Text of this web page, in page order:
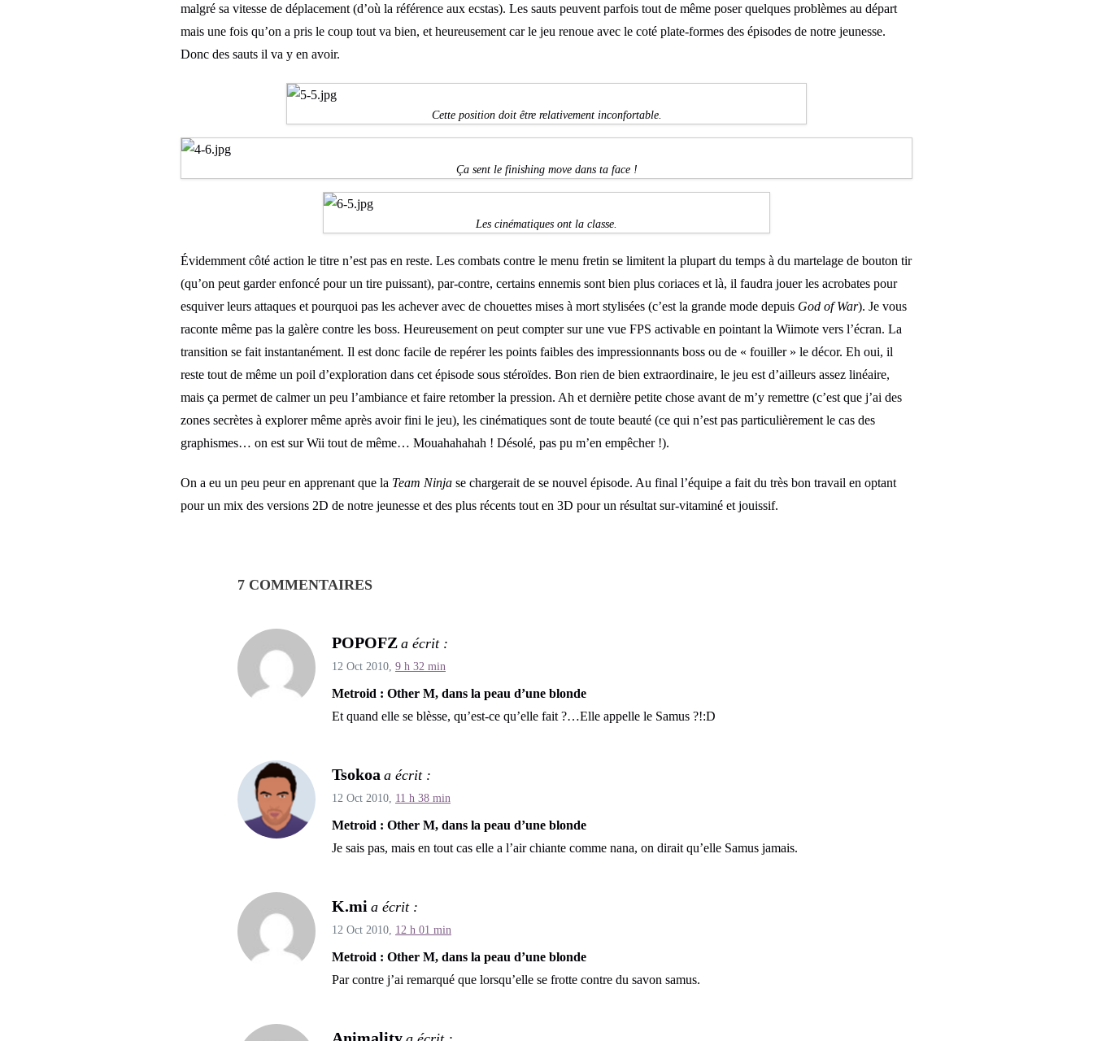
malgré sa vitesse de déplacement (d’où la référence aux ecstas). Les sauts peuvent parfois tout de même poser quelques problèmes au départ
mais une fois qu’on a pris le coup tout va bien, et heureusement car le jeu renoue avec le coté plate-formes des épisodes de notre jeunesse.
Donc des sauts il va y en avoir.
Cette position doit être relativement inconfortable.
Ça sent le finishing move dans ta face !
Les cinématiques ont la classe.
Évidemment côté action le titre n’est pas en reste. Les combats contre le menu fretin se limitent la plupart du temps à du martelage de bouton tir
(qu’on peut garder enfoncé pour un tire puissant), par-contre, certains ennemis sont bien plus coriaces et là, il faudra jouer les acrobates pour
esquiver leurs attaques et pourquoi pas les achever avec de chouettes mises à mort stylisées (c’est la grande mode depuis God of War). Je vous
raconte même pas la galère contre les boss. Heureusement on peut compter sur une vue FPS activable en pointant la Wiimote vers l’écran. La
transition se fait instantanément. Il est donc facile de repérer les points faibles des impressionnants boss ou de « fouiller » le décor. Eh oui, il
reste tout de même un poil d’exploration dans cet épisode sous stéroïdes. Bon rien de bien extraordinaire, le jeu est d’ailleurs assez linéaire,
mais ça permet de calmer un peu l’ambiance et faire retomber la pression. Ah et dernière petite chose avant de m’y remettre (c’est que j’ai des
zones secrètes à explorer même après avoir fini le jeu), les cinématiques sont de toute beauté (ce qui n’est pas particulièrement le cas des
graphismes… on est sur Wii tout de même… Mouahahahah ! Désolé, pas pu m’en empêcher !).
On a eu un peu peur en apprenant que la Team Ninja se chargerait de se nouvel épisode. Au final l’équipe a fait du très bon travail en optant
pour un mix des versions 2D de notre jeunesse et des plus récents tout en 3D pour un résultat sur-vitaminé et jouissif.
7 COMMENTAIRES
POPOFZ a écrit :
12 Oct 2010, 9 h 32 min
Metroid : Other M, dans la peau d’une blonde
Et quand elle se blèsse, qu’est-ce qu’elle fait ?…Elle appelle le Samus ?!:D
Tsokoa a écrit :
12 Oct 2010, 11 h 38 min
Metroid : Other M, dans la peau d’une blonde
Je sais pas, mais en tout cas elle a l’air chiante comme nana, on dirait qu’elle Samus jamais.
K.mi a écrit :
12 Oct 2010, 12 h 01 min
Metroid : Other M, dans la peau d’une blonde
Par contre j’ai remarqué que lorsqu’elle se frotte contre du savon samus.